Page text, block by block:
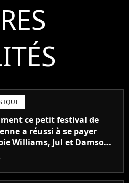
ce petit festival de
a réussi à se payer
Williams, Jul et Damso
?